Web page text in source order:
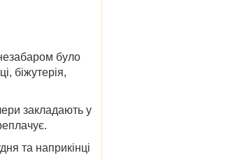
було
біжутерія,
закладають у
та наприкінці